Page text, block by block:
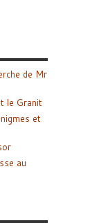
de Mr
le Granit
et
au